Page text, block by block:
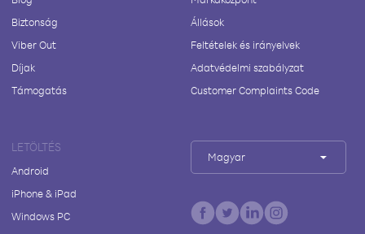
Biztonság
Viber Out
Díjak
Támogatás
Állások
Feltételek és irányelvek
Adatvédelmi szabályzat
Customer Complaints Code
LETÖLTÉS
Android
iPhone & iPad
Windows PC
Magyar